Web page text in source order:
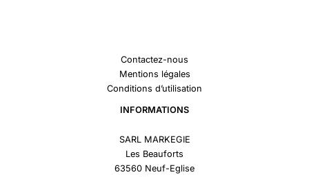
Contactez-nous
Mentions légales
Conditions d’utilisation
INFORMATIONS
SARL MARKEGIE
Les Beauforts
63560 Neuf-Eglise